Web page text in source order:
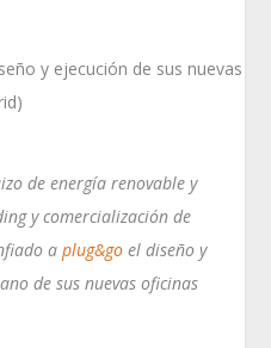
de energía renovable y
y comercialización de
aplug&go el diseño y
de sus nuevas oficinas